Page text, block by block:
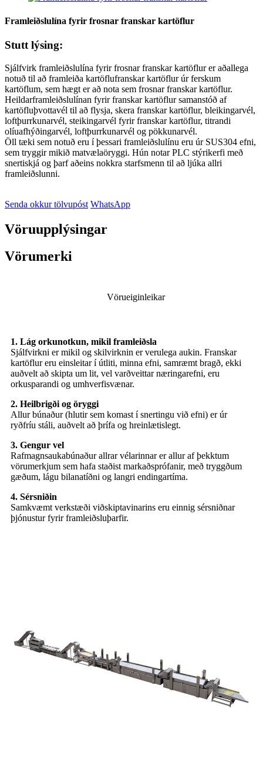
Framleiðslulína fyrir frosnar franskar kartöflur
Stutt lýsing:
Sjálfvirk framleiðslulína fyrir frosnar franskar kartöflur er aðallega
notuð til að framleiða kartöflufranskar kartöflur úr ferskum
kartöflum, sem hægt er að nota sem frosnar franskar kartöflur.
Heildarframleiðslulínan fyrir franskar kartöflur samanstóð af
kartöfluþvottavél til að flysja, skera franskar kartöflur, bleikingarvél,
loftþurrkunarvél, steikingarvél fyrir franskar kartöflur, titrandi
olíuafhýðingarvél, loftþurrkunarvél og pökkunarvél.
Öll tæki sem notuð eru í þessari framleiðslulínu eru úr SUS304 efni,
sem tryggir mikið matvælaöryggi. Hún notar PLC stýrikerfi með
snertiskjá og þarf aðeins nokkra starfsmenn til að ljúka allri
framleiðslunni.
Senda okkur tölvupóst WhatsApp
Vöruupplýsingar
Vörumerki
Vörueiginleikar
1. Lág orkunotkun, mikil framleiðsla
Sjálfvirkni er mikil og skilvirknin er verulega aukin. Franskar
kartöflur eru einsleitar í útliti, minna efni, samræmt bragð, ekki
auðvelt að skipta um lit, vel varðveittar næringarefni, eru
orkusparandi og umhverfisvænar.
2. Heilbrigði og öryggi
Allur búnaður (hlutir sem komast í snertingu við efni) er úr
ryðfríu stáli, auðvelt að þrífa og hreinlætislegt.
3. Gengur vel
Rafmagnsaukabúnaður allrar vélarinnar er allur af þekktum
vörumerkjum sem hafa staðist markaðsprófanir, með tryggðum
gæðum, lágu bilanatíðni og langri endingartíma.
4. Sérsniðin
Samkvæmt verkstæði viðskiptavinarins eru einnig sérsniðnar
þjónustur fyrir framleiðsluþarfir.